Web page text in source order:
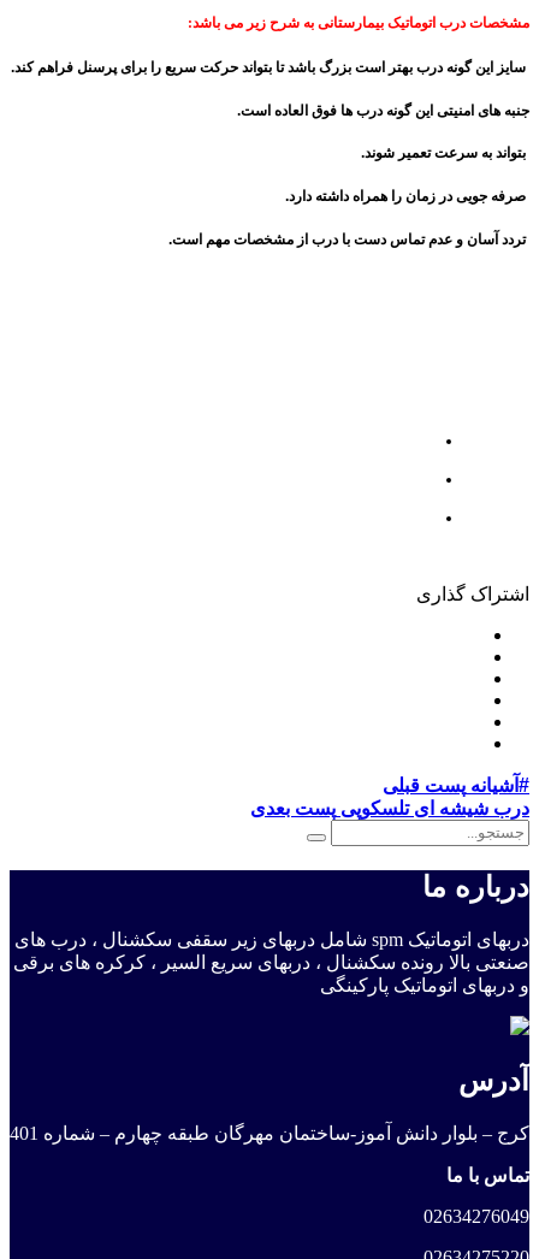
مشخصات درب اتوماتیک بیمارستانی به شرح زیر می باشد:
سایز این گونه درب بهتر است بزرگ باشد تا بتواند حرکت سریع را برای پرسنل فراهم کند.
جنبه های امنیتی این گونه درب ها فوق العاده است.
بتواند به سرعت تعمیر شوند.
صرفه جویی در زمان را همراه داشته دارد.
تردد آسان و عدم تماس دست با درب از مشخصات مهم است.
اشتراک گذاری
#آشیانه پست قبلی
درب شیشه ای تلسکوپی پست بعدی
درباره ما
دربهای اتوماتیک spm شامل دربهای زیر سقفی سکشنال ، درب های
صنعتی بالا رونده سکشنال ، دربهای سریع السیر ، کرکره های برقی
و دربهای اتوماتیک پارکینگی
آدرس
کرج – بلوار دانش آموز-ساختمان مهرگان طبقه چهارم – شماره 401
تماس با ما
02634276049